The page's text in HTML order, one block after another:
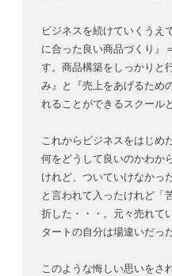
ビジネスを続けていくうえ
に合った良い商品づくり』
す。商品構築をしっかりと
み』と『売上をあげるため
れることができるスクール
これからビジネスをはじめ
何をどうして良いのかわか
けれど、ついていけなかっ
と言われて入ったけれど「
折した・・・。元々売れて
タートの自分は場違いだっ
このような悔しい思いをさ